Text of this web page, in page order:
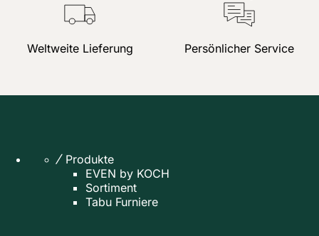
Weltweite Lieferung Persönlicher Service
Produkte
EVEN by KOCH
Sortiment
Tabu Furniere